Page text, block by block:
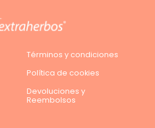
Términos y condiciones
Política de cookies
Devoluciones y
Reembolsos